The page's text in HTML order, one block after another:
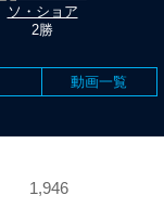
ソ・ショア
2勝
動画一覧
1,946